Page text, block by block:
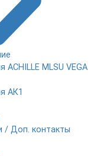
ACHILLE MLSU VEGA
АК1
/ Доп. контакты